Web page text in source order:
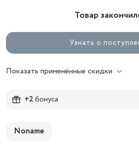
Товар
Узнать о
Показать применённые скидки
+2бонуса
Noname